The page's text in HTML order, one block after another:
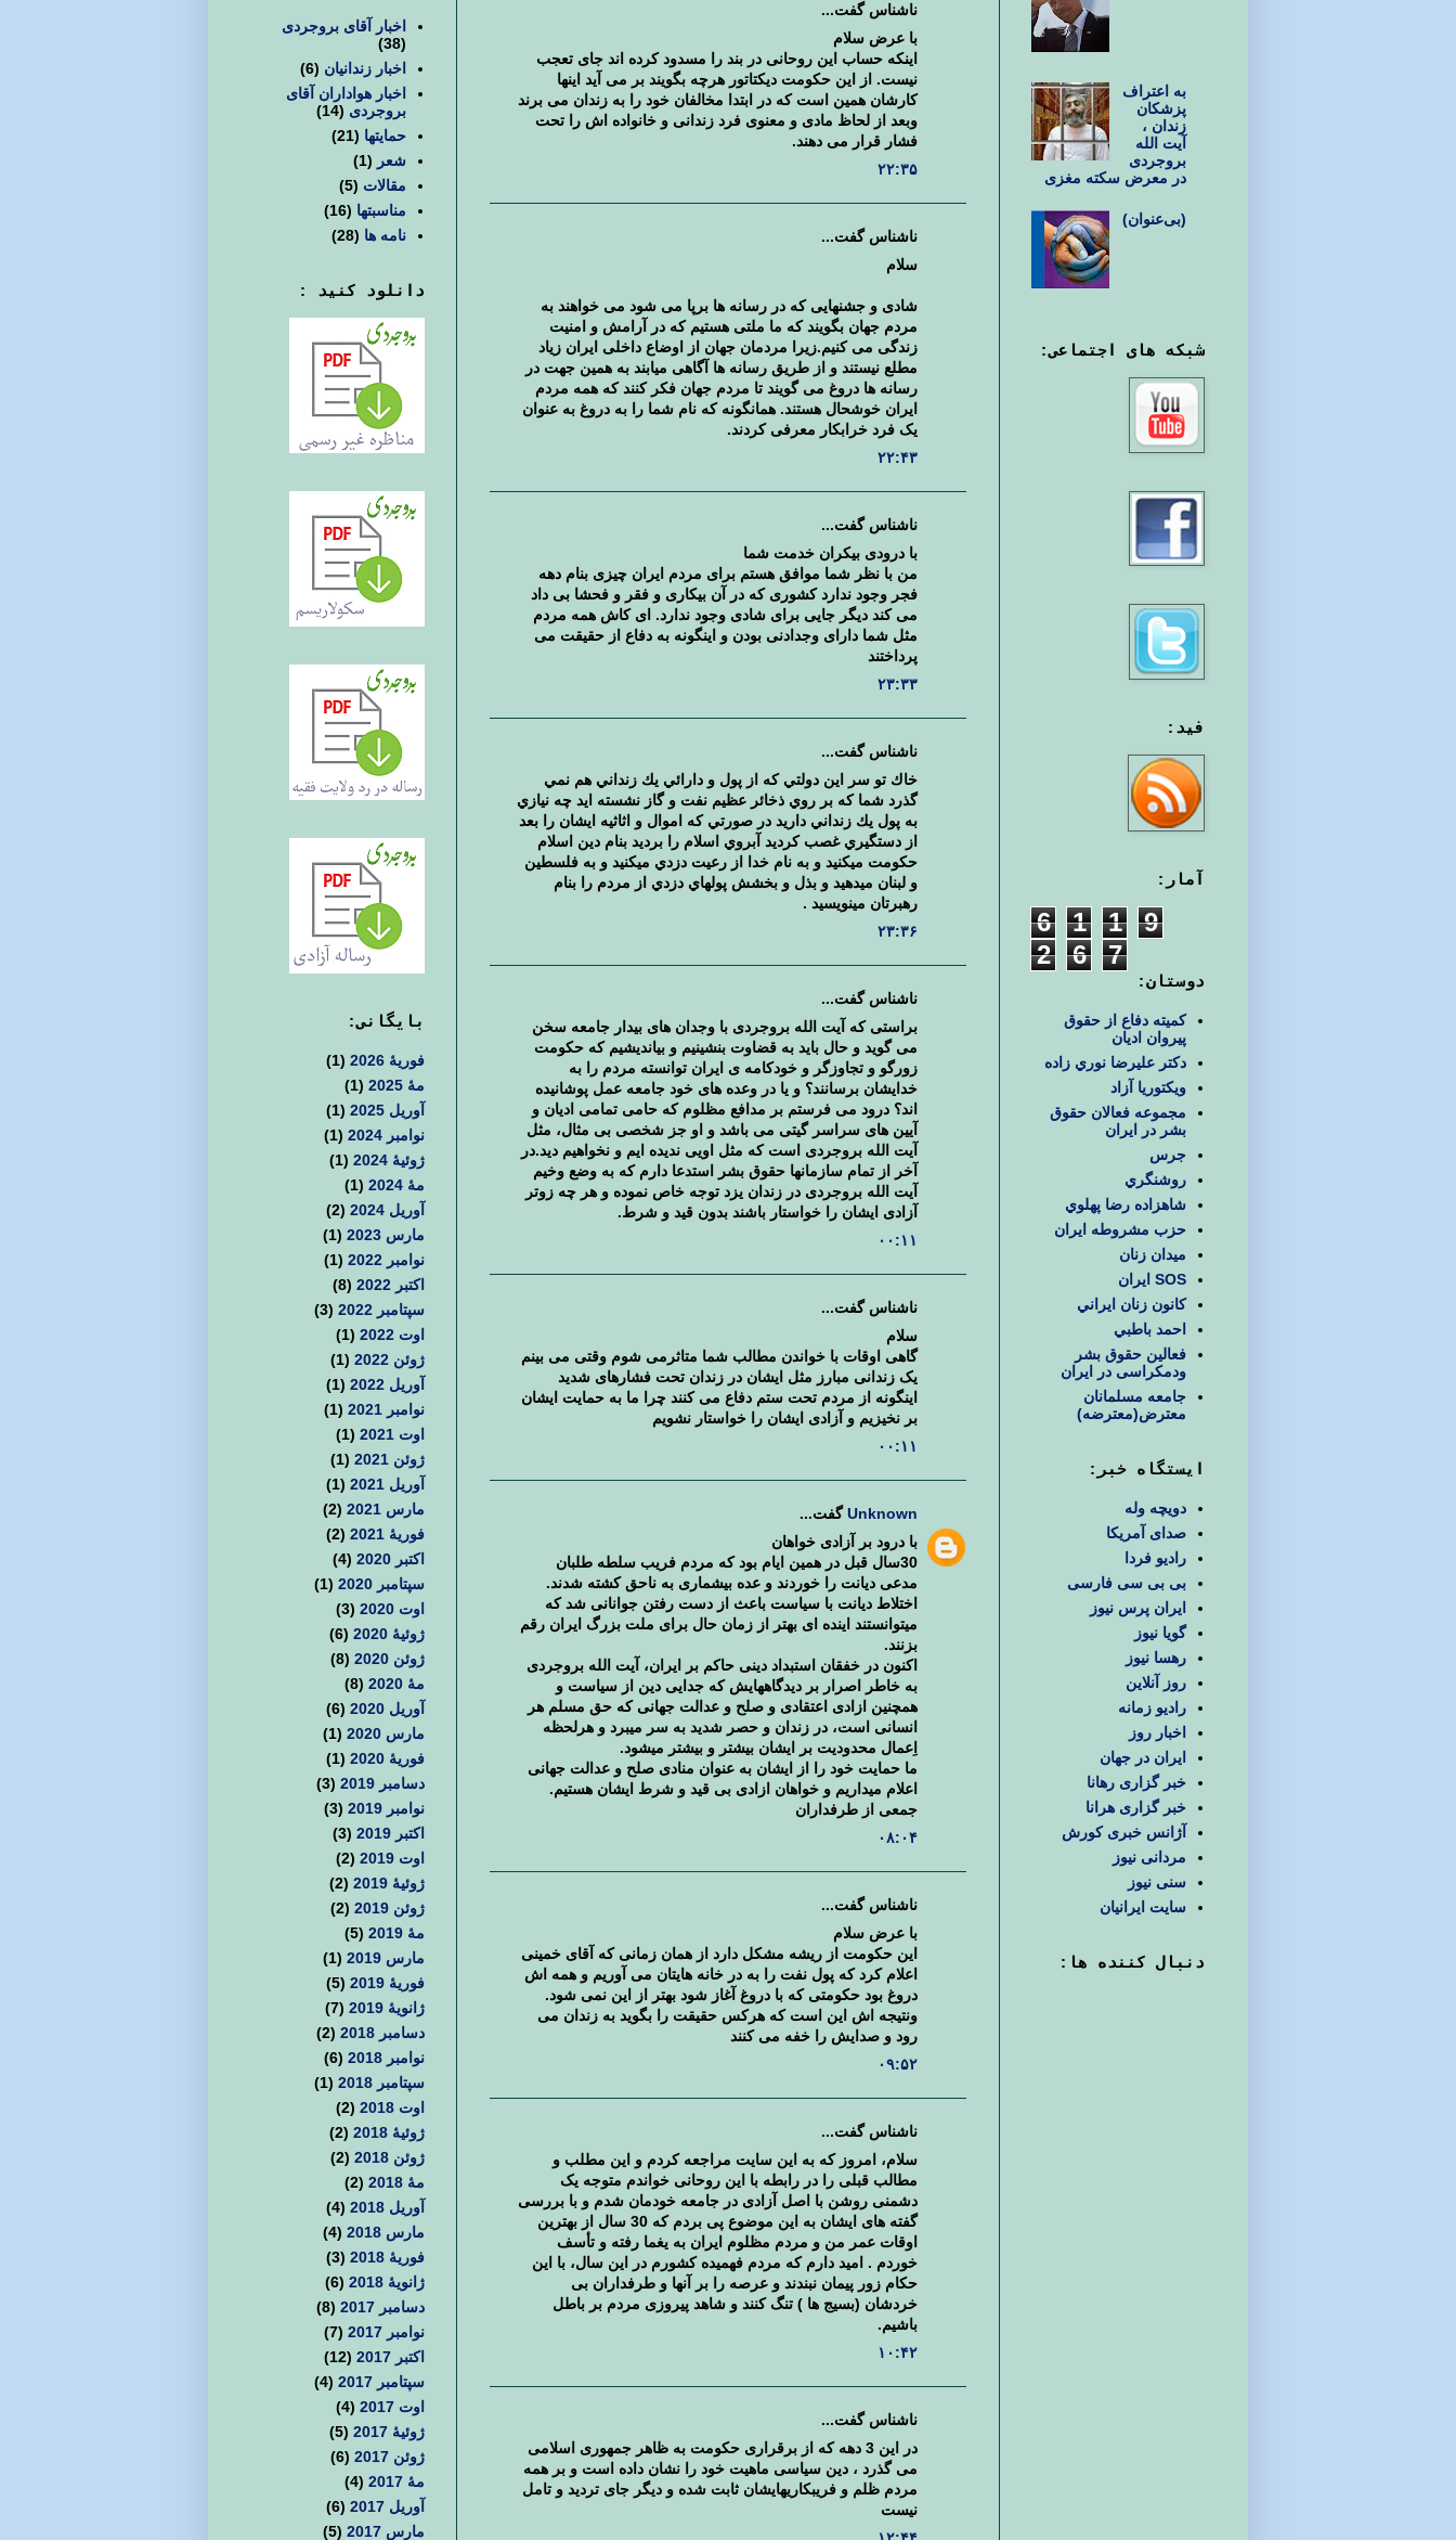
ناشناس گفت...
با عرض سلام
اینکه حساب این روحانی در بند را مسدود کرده اند جای تعجب
نیست. از این حکومت دیکتاتور هرچه بگویند بر می آید اینها
کارشان همین است که در ابتدا مخالفان خود را به زندان می برند
وبعد از لحاظ مادی و معنوی فرد زندانی و خانواده اش را تحت
فشار قرار می دهند.
۲۲:۳۵
ناشناس گفت...
سلام
شادی و جشنهایی که در رسانه ها برپا می شود می خواهند به
مردم جهان بگویند که ما ملتی هستیم که در آرامش و امنیت
زندگی می کنیم.زیرا مردمان جهان از اوضاع داخلی ایران زیاد
مطلع نیستند و از طریق رسانه ها آگاهی میابند به همین جهت در
رسانه ها دروغ می گویند تا مردم جهان فکر کنند که همه مردم
ایران خوشحال هستند. همانگونه که نام شما را به دروغ به عنوان
یک فرد خرابکار معرفی کردند.
۲۲:۴۳
ناشناس گفت...
با درودی بیکران خدمت شما
من با نظر شما موافق هستم برای مردم ایران چیزی بنام دهه
فجر وجود ندارد کشوری که در آن بیکاری و فقر و فحشا بی داد
می کند دیگر جایی برای شادی وجود ندارد. ای کاش همه مردم
مثل شما دارای وجدادنی بودن و اینگونه به دفاع از حقیقت می
پرداختند
۲۳:۳۳
ناشناس گفت...
خاك تو سر اين دولتي كه از پول و دارائي يك زنداني هم نمي
گذرد شما كه بر روي ذخائر عظيم نفت و گاز نشسته ايد چه نيازي
به پول يك زنداني داريد در صورتي كه اموال و اثاثيه ايشان را بعد
از دستگيري غصب كرديد آبروي اسلام را برديد بنام دين اسلام
حكومت ميكنيد و به نام خدا از رعيت دزدي ميكنيد و به فلسطين
و لبنان ميدهيد و بذل و بخشش پولهاي دزدي از مردم را بنام
رهبرتان مينويسيد .
۲۳:۳۶
ناشناس گفت...
براستی که آیت الله بروجردی با وجدان های بیدار جامعه سخن
می گوید و حال باید به قضاوت بنشینیم و بیاندیشیم که حکومت
زورگو و تجاوزگر و خودکامه ی ایران توانسته مردم را به
خدایشان برسانند؟ و یا در وعده های خود جامعه عمل پوشانیده
اند؟ درود می فرستم بر مدافع مظلوم که حامی تمامی ادیان و
آیین های سراسر گیتی می باشد و او جز شخصی بی مثال، مثل
آیت الله بروجردی است که مثل اویی ندیده ایم و نخواهیم دید.در
آخر از تمام سازمانها حقوق بشر استدعا دارم که به وضع وخیم
آیت الله بروجردی در زندان یزد توجه خاص نموده و هر چه زوتر
آزادی ایشان را خواستار باشند بدون قید و شرط.
۰۰:۱۱
ناشناس گفت...
سلام
گاهی اوقات با خواندن مطالب شما متاثرمی شوم وقتی می بینم
یک زندانی مبارز مثل ایشان در زندان تحت فشارهای شدید
اینگونه از مردم تحت ستم دفاع می کنند چرا ما به حمایت ایشان
بر نخیزیم و آزادی ایشان را خواستار نشویم
۰۰:۱۱
Unknownگفت...
با درود بر آزادی خواهان
30سال قبل در همین ایام بود که مردم فریب سلطه طلبان
مدعی دیانت را خوردند و عده بیشماری به ناحق کشته شدند.
اختلاط دیانت با سیاست باعث از دست رفتن جوانانی شد که
میتوانستند اینده ای بهتر از زمان حال برای ملت بزرگ ایران رقم
بزنند.
اکنون در خفقان استبداد دینی حاکم بر ایران، آیت الله بروجردی
به خاطر اصرار بر دیدگاههایش که جدایی دین از سیاست و
همچنین ازادی اعتقادی و صلح و عدالت جهانی که حق مسلم هر
انسانی است، در زندان و حصر شدید به سر میبرد و هرلحظه
اِعمال محدودیت بر ایشان بیشتر و بیشتر میشود.
ما حمایت خود را از ایشان به عنوان منادی صلح و عدالت جهانی
اعلام میداریم و خواهان ازادی بی قید و شرط ایشان هستیم.
جمعی از طرفداران
۰۸:۰۴
ناشناس گفت...
با عرض سلام
این حکومت از ریشه مشکل دارد از همان زمانی که آقای خمینی
اعلام کرد که پول نفت را به در خانه هایتان می آوریم و همه اش
دروغ بود حکومتی که با دروغ آغاز شود بهتر از این نمی شود.
ونتیجه اش این است که هرکس حقیقت را بگوید به زندان می
رود و صدایش را خفه می کنند
۰۹:۵۲
ناشناس گفت...
سلام، امروز که به این سایت مراجعه کردم و این مطلب و
مطالب قبلی را در رابطه با این روحانی خواندم متوجه یک
دشمنی روشن با اصل آزادی در جامعه خودمان شدم و با بررسی
گفته های ایشان به این موضوع پی بردم که 30 سال از بهترین
اوقات عمر من و مردم مظلوم ایران به یغما رفته و تأسف
خوردم . امید دارم که مردم فهمیده کشورم در این سال، با این
حکام زور پیمان نبندند و عرصه را بر آنها و طرفداران بی
خردشان (بسیج ها ) تنگ کنند و شاهد پیروزی مردم بر باطل
باشیم.
۱۰:۴۲
ناشناس گفت...
در این 3 دهه که از برقراری حکومت به ظاهر جمهوری اسلامی
می گذرد ، دین سیاسی ماهیت خود را نشان داده است و بر همه
مردم ظلم و فریبکاریهایشان ثابت شده و دیگر جای تردید و تامل
نیست
اخبار آقای بروجردی
(38)
اخبار زندانیان (6)
اخبار هواداران آقای
بروجردی (14)
حمایتها (21)
شعر (1)
مقالات (5)
مناسبتها (16)
نامه ها (28)
دانلود کنید :
بايگانی:
فوریهٔ 2026
(1)
مهٔ 2025
(1)
آوریل 2025
(1)
نوامبر 2024
(1)
ژوئیهٔ 2024
(1)
مهٔ 2024
(1)
آوریل 2024
(2)
مارس 2023
(1)
نوامبر 2022
(1)
اکتبر 2022
(8)
سپتامبر 2022
(3)
اوت 2022
(1)
ژوئن 2022
(1)
آوریل 2022
(1)
نوامبر 2021
(1)
اوت 2021
(1)
ژوئن 2021
(1)
آوریل 2021
(1)
مارس 2021
(2)
فوریهٔ 2021
(2)
اکتبر 2020
(4)
سپتامبر 2020
(1)
اوت 2020
(3)
ژوئیهٔ 2020
(6)
ژوئن 2020
(8)
مهٔ 2020
(8)
آوریل 2020
(6)
مارس 2020
(1)
فوریهٔ 2020
(1)
دسامبر 2019
(3)
نوامبر 2019
(3)
اکتبر 2019
(3)
اوت 2019
(2)
ژوئیهٔ 2019
(2)
ژوئن 2019
(2)
مهٔ 2019
(5)
مارس 2019
(1)
فوریهٔ 2019
(5)
ژانویهٔ 2019
(7)
دسامبر 2018
(2)
نوامبر 2018
(6)
سپتامبر 2018
(1)
اوت 2018
(2)
ژوئیهٔ 2018
(2)
ژوئن 2018
(2)
مهٔ 2018
(2)
آوریل 2018
(4)
مارس 2018
(4)
فوریهٔ 2018
(3)
ژانویهٔ 2018
(6)
دسامبر 2017
(8)
نوامبر 2017
(7)
اکتبر 2017
(12)
سپتامبر 2017
(4)
اوت 2017
(4)
ژوئیهٔ 2017
(5)
ژوئن 2017
(6)
مهٔ 2017
(4)
آوریل 2017
(6)
مارس 2017
(5)
به اعتراف
پزشکان
زندان ،
آیت الله
بروجردی
در معرض سکته مغزی
(بی‌عنوان)
شبکه های اجتماعی:
فید:
آمار:
6 1 1
9
2
6 7
دوستان:
کمیته دفاع از حقوق
پیروان ادیان
دكتر عليرضا نوري زاده
ويكتوريا آزاد
مجموعه فعالان حقوق
بشر در ایران
جرس
روشنگري
شاهزاده رضا پهلوي
حزب مشروطه ايران
ميدان زنان
SOS ایران
كانون زنان ايراني
احمد باطبي
فعالین حقوق بشر
ودمکراسی در ایران
جامعه مسلمانان
معترض(معترضه)
ایستگاه خبر:
دویچه وله
صدای آمریکا
رادیو فردا
بی بی سی فارسی
ایران پرس نیوز
گویا نیوز
رهسا نیوز
روز آنلاین
رادیو زمانه
اخبار روز
ایران در جهان
خبر گزاری رهانا
خبر گزاری هرانا
آژانس خبری کورش
مردانی نیوز
سنی نیوز
سایت ایرانیان
دنبال كننده ها: